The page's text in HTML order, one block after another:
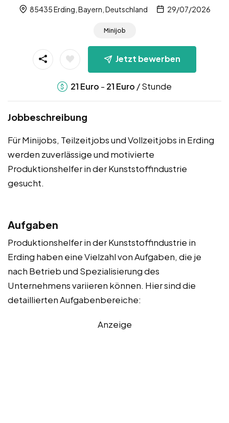
85435 Erding, Bayern, Deutschland 29/07/2026
Minijob
Jetzt bewerben
21 Euro - 21 Euro / Stunde
Jobbeschreibung
Für Minijobs, Teilzeitjobs und Vollzeitjobs in Erding
werden zuverlässige und motivierte
Produktionshelfer in der Kunststoffindustrie
gesucht.
Aufgaben
Produktionshelfer in der Kunststoffindustrie in
Erding haben eine Vielzahl von Aufgaben, die je
nach Betrieb und Spezialisierung des
Unternehmens variieren können. Hier sind die
detaillierten Aufgabenbereiche:
Anzeige